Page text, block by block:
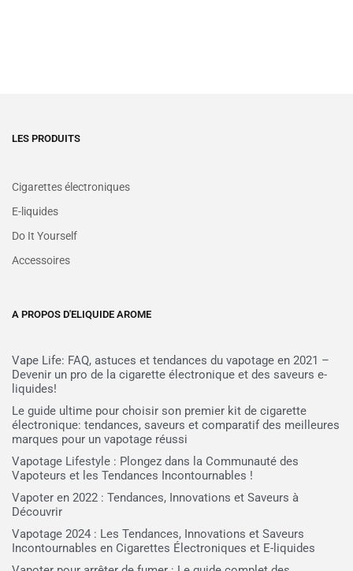
LES PRODUITS
Cigarettes électroniques
E-liquides
Do It Yourself
Accessoires
A PROPOS D'ELIQUIDE AROME
Vape Life: FAQ, astuces et tendances du vapotage en 2021 –
Devenir un pro de la cigarette électronique et des saveurs e-
liquides!
Le guide ultime pour choisir son premier kit de cigarette
électronique: tendances, saveurs et comparatif des meilleures
marques pour un vapotage réussi
Vapotage Lifestyle : Plongez dans la Communauté des
Vapoteurs et les Tendances Incontournables !
Vapoter en 2022 : Tendances, Innovations et Saveurs à
Découvrir
Vapotage 2024 : Les Tendances, Innovations et Saveurs
Incontournables en Cigarettes Électroniques et E-liquides